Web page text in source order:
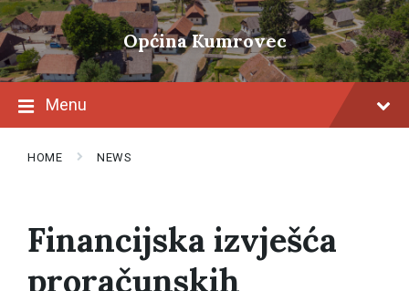
Skip
to
content
Skip
to
main
navigation
Skip
to
footer
Općina Kumrovec
Menu
HOME NEWS
Financijska izvješća
proračunskih